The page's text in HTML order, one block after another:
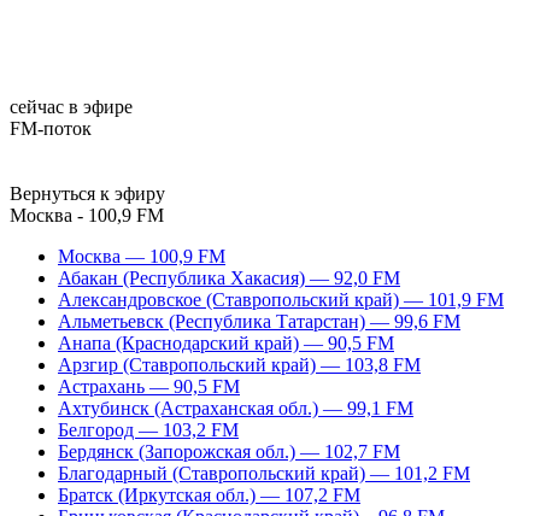
сейчас в эфире
FM-поток
Вернуться к эфиру
Москва - 100,9 FM
Москва — 100,9 FM
Абакан (Республика Хакасия) — 92,0 FM
Александровское (Ставропольский край) — 101,9 FM
Альметьевск (Республика Татарстан) — 99,6 FM
Анапа (Краснодарский край) — 90,5 FM
Арзгир (Ставропольский край) — 103,8 FM
Астрахань — 90,5 FM
Ахтубинск (Астраханская обл.) — 99,1 FM
Белгород — 103,2 FM
Бердянск (Запорожская обл.) — 102,7 FM
Благодарный (Ставропольский край) — 101,2 FM
Братск (Иркутская обл.) — 107,2 FM